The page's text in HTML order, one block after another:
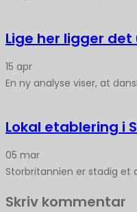
Lige her ligger
15 apr
En ny analyse viser, at
Lokal etablering i
05 mar
Storbritannien er stadig et
Skriv kommentar